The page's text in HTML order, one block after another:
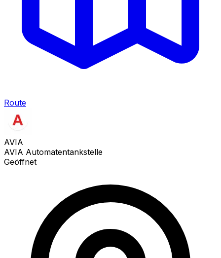
Route
AVIA
AVIA Automatentankstelle
Geöffnet